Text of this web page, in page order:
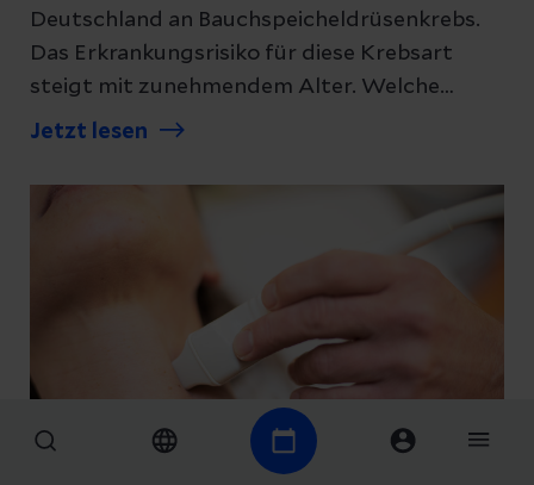
Datenschutzerklärung zur Kenntnis genommen
Deutschland an Bauchspeicheldrüsenkrebs.
Das Erkrankungsrisiko für diese Krebsart
steigt mit zunehmendem Alter. Welche
Anzeichen und Behandlungsmöglichkeiten es
Jetzt lesen